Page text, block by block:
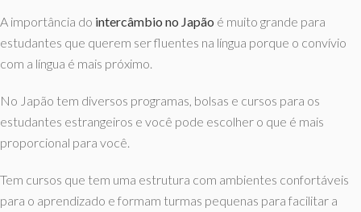
A importância do intercâmbio no Japão é muito grande para
estudantes que querem ser fluentes na língua porque o convívio
com a língua é mais próximo.
No Japão tem diversos programas, bolsas e cursos para os
estudantes estrangeiros e você pode escolher o que é mais
proporcional para você.
Tem cursos que tem uma estrutura com ambientes confortáveis
para o aprendizado e formam turmas pequenas para facilitar a